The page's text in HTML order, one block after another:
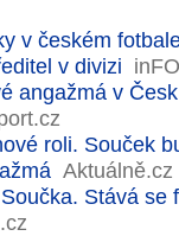
v českém
v divizi
angažmá v
roli. Souček
Aktuálně.cz
Stává se